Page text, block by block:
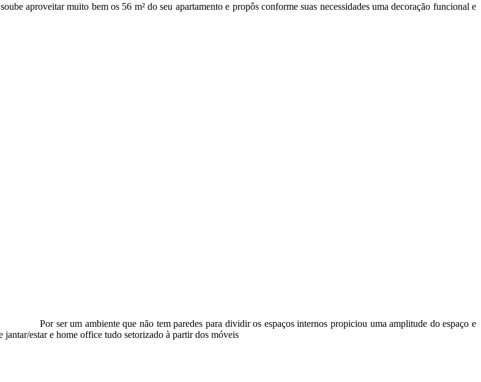
aproveitar muito bem os 56 m² do seu apartamento e propôs conforme suas necessidades uma decoração funcional e
Por ser um ambiente que não tem paredes para dividir os espaços internos propiciou uma amplitude do espaço e
estar e home office tudo setorizado à partir dos móveis